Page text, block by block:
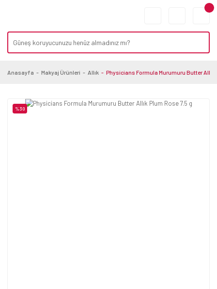
Anasayfa Makyaj Ürünleri Allık Physicians Formula Murumuru Butter Allık
%30